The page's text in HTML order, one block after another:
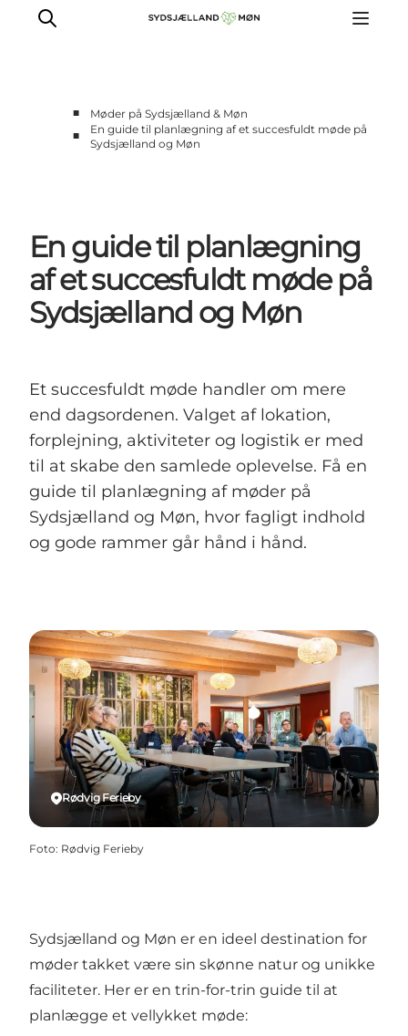
Møder i historiske rammer
De store møder
Teambuilding
■
Møder på Sydsjælland & Møn
■
En guide til planlægning af et succesfuldt møde på
Sydsjælland og Møn
En guide til planlægning
af et succesfuldt møde på
Sydsjælland og Møn
Et succesfuldt møde handler om mere
end dagsordenen. Valget af lokation,
forplejning, aktiviteter og logistik er med
til at skabe den samlede oplevelse. Få en
guide til planlægning af møder på
Sydsjælland og Møn, hvor fagligt indhold
og gode rammer går hånd i hånd.
Rødvig Ferieby
Foto: Rødvig Ferieby
Sydsjælland og Møn er en ideel destination for
møder takket være sin skønne natur og unikke
faciliteter. Her er en trin-for-trin guide til at
planlægge et vellykket møde: